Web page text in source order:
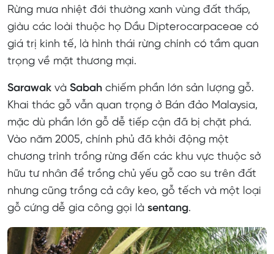
Rừng mưa nhiệt đới thường xanh vùng đất thấp,
giàu các loài thuộc họ Dầu Dipterocarpaceae có
giá trị kinh tế, là hình thái rừng chính có tầm quan
trọng về mặt thương mại.
Sarawak và Sabah chiếm phần lớn sản lượng gỗ.
Khai thác gỗ vẫn quan trọng ở Bán đảo Malaysia,
mặc dù phần lớn gỗ dễ tiếp cận đã bị chặt phá.
Vào năm 2005, chính phủ đã khởi động một
chương trình trồng rừng đến các khu vực thuộc sở
hữu tư nhân để trồng chủ yếu gỗ cao su trên đất
nhưng cũng trồng cả cây keo, gỗ tếch và một loại
gỗ cứng dễ gia công gọi là sentang.